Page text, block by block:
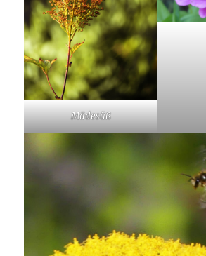
Mädesüß